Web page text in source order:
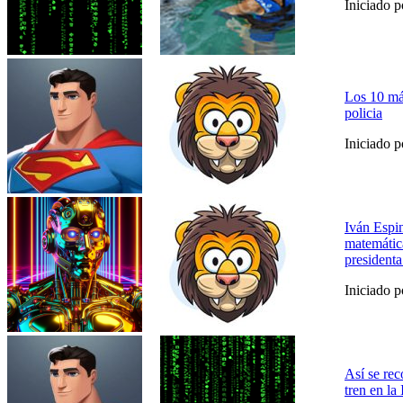
Iniciado
Los 10
policia
Iniciado
Iván
Iniciado
Así se
tren en la